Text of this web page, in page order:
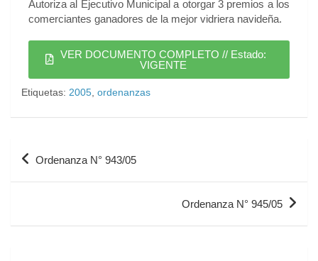
Autoriza al Ejecutivo Municipal a otorgar 3 premios a los
comerciantes ganadores de la mejor vidriera navideña.
VER DOCUMENTO COMPLETO // Estado:
VIGENTE
Etiquetas: 2005 ordenanzas
Ordenanza N° 943/05
Ordenanza N° 945/05